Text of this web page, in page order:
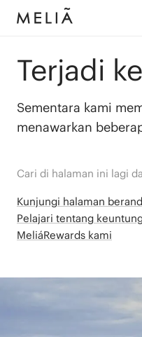
Terjadi
Sementara kami
menawarkan
Cari di halaman ini lagi
Kunjungi halaman
Pelajari tentang
MeliáRewards kami